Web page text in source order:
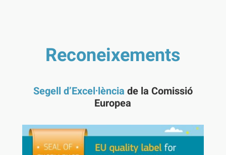
Reconeixements
Segell d’Excel·lència de la Comissió
Europea